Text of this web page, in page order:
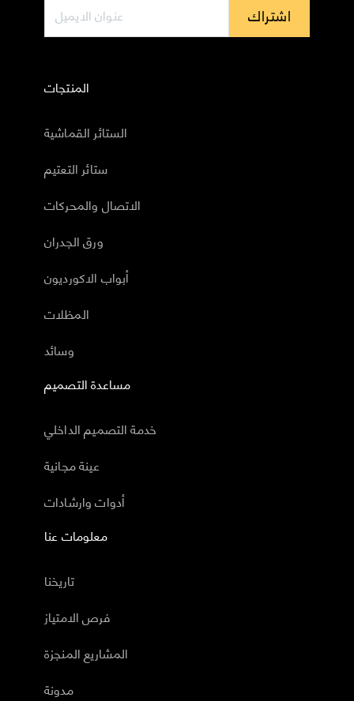
اشتراك
المنتجات
الستائر القماشية
ستائر التعتيم
الاتصال والمحركات
ورق الجدران
أبواب الاكورديون
المظلات
وسائد
مساعدة التصميم
خدمة التصميم الداخلي
عينة مجانية
أدوات وارشادات
معلومات عنا
تاريخنا
فرص الامتياز
المشاريع المنجزة
مدونة